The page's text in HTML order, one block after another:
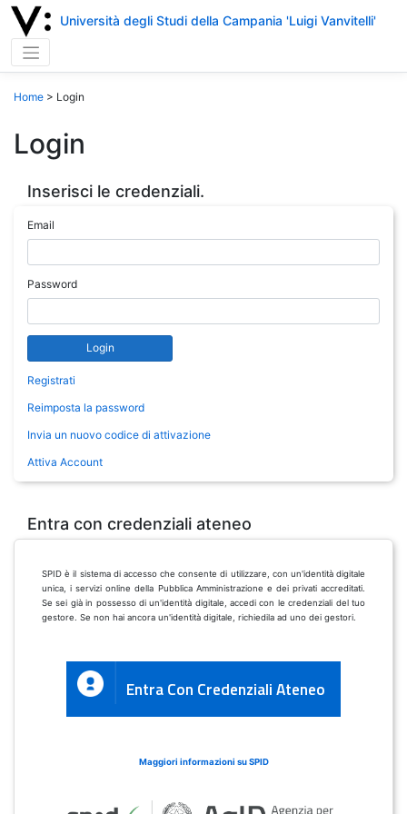
Università degli Studi della Campania 'Luigi Vanvitelli'
Home > Login
Login
Inserisci le credenziali.
Email
Password
Login
Registrati
Reimposta la password
Invia un nuovo codice di attivazione
Attiva Account
Entra con credenziali ateneo
SPID è il sistema di accesso che consente di utilizzare, con un'identità digitale
unica, i servizi online della Pubblica Amministrazione e dei privati accreditati.
Se sei già in possesso di un'identità digitale, accedi con le credenziali del tuo
gestore. Se non hai ancora un'identità digitale, richiedila ad uno dei gestori.
Entra Con Credenziali Ateneo
Maggiori informazioni su SPID